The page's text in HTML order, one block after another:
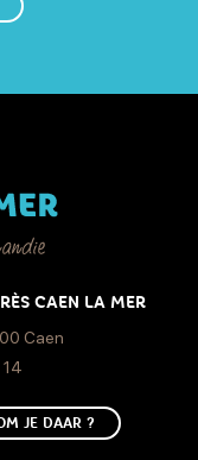
CAEN LA MER
Caen
14
JE DAAR ?